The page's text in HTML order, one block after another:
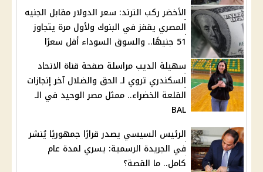
الأخضر ركب الترند: سعر الدولار مقابل الجنيه
المصري يقفز في البنوك ولأول مرة يتجاوز
51 جنيهًا.. والسوق السوداء أقل سعرًا
سهيلة الديب مراسلة صفحة قناة الاتحاد
السكندري تروي لـ الحق والضلال آخر إنجازات
القلعة الخضراء.. ممثل مصر الوحيد في الـ
BAL
الرئيس السيسي يصدر قرارًا جمهوريًا يُنشر
في الجريدة الرسمية: يسري لمدة عام
كامل.. ما القصة؟